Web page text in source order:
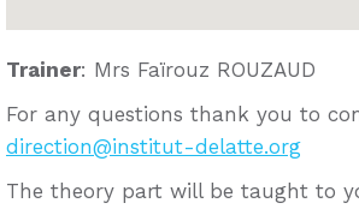
Trainer: Mrs Faïrouz ROUZAUD
For any questions thank you to
direction@institut-delatte.org
The theory part will be taught to